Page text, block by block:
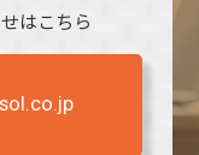
はこちら